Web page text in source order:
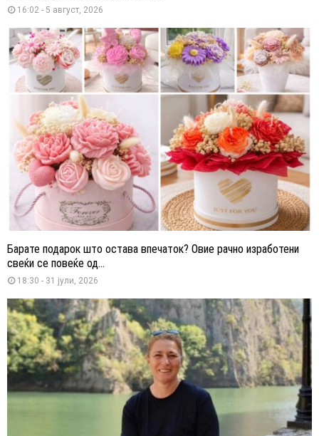
16:02 - 5 август, 2026
Барате подарок што остава впечаток? Овие рачно изработени
свеќи се повеќе од...
18:30 - 31 јули, 2026